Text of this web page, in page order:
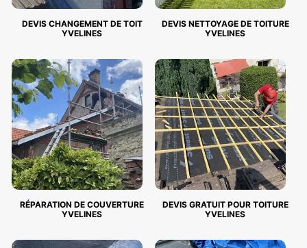
DEVIS CHANGEMENT DE TOIT
YVELINES
DEVIS NETTOYAGE DE TOITURE
YVELINES
RÉPARATION DE COUVERTURE
YVELINES
DEVIS GRATUIT POUR TOITURE
YVELINES